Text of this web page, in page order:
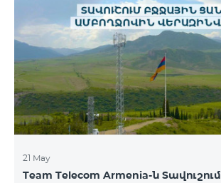
21 May
Team Telecom Armenia-ն Տավուշում